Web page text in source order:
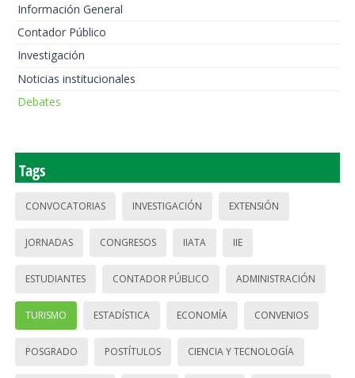
Información General
Contador Público
Investigación
Noticias institucionales
Debates
Tags
CONVOCATORIAS INVESTIGACIÓN EXTENSIÓN
JORNADAS CONGRESOS IIATA IIE
ESTUDIANTES CONTADOR PÚBLICO ADMINISTRACIÓN
TURISMO ESTADÍSTICA ECONOMÍA CONVENIOS
POSGRADO POSTÍTULOS CIENCIA Y TECNOLOGÍA